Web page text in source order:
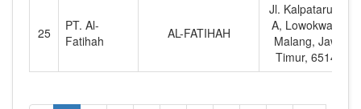
25
PT. Al-
Fatihah
AL-FATIHAH
Jl. Kalpataru 83
A, Lowokwaru,
Malang, Jawa
Timur, 65141